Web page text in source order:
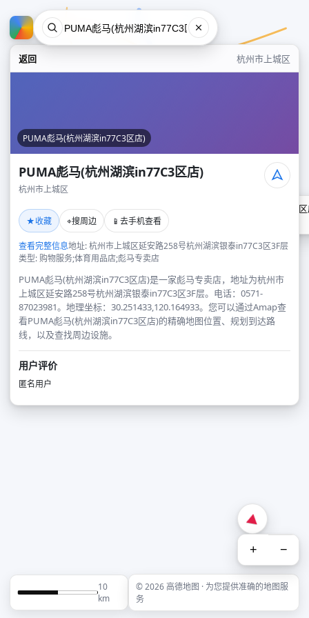
返回 杭州市上城区
PUMA彪马(杭州湖滨in77C3区店)
PUMA彪马(杭州湖滨in77C3区店)
杭州市上城区
★收藏 ⌖搜周边 📱 去手机查看
查看完整信息地址: 杭州市上城区延安路258号杭州湖滨银泰in77C3区3F层
类型: 购物服务;体育用品店;彪马专卖店
PUMA彪马(杭州湖滨in77C3区店)是一家彪马专卖店，地址为杭州市
上城区延安路258号杭州湖滨银泰in77C3区3F层。电话：0571-
87023981。地理坐标：30.251433,120.164933。您可以通过Amap查
看PUMA彪马(杭州湖滨in77C3区店)的精确地图位置、规划到达路
线，以及查找周边设施。
用户评价
匿名用户
PUMA彪马(杭州湖滨in77C3
+ −
10
km
© 2026 高德地图 · 为您提供准确的地图服
务